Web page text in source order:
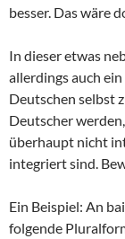
besser. Das wäre
In dieser etwas
allerdings auch
Deutschen selbst
Deutscher
überhaupt nicht
integriert sind.
Ein Beispiel: An
folgende